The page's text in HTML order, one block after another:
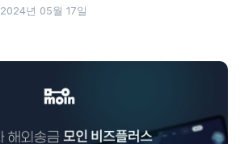
2024년 05월 17일